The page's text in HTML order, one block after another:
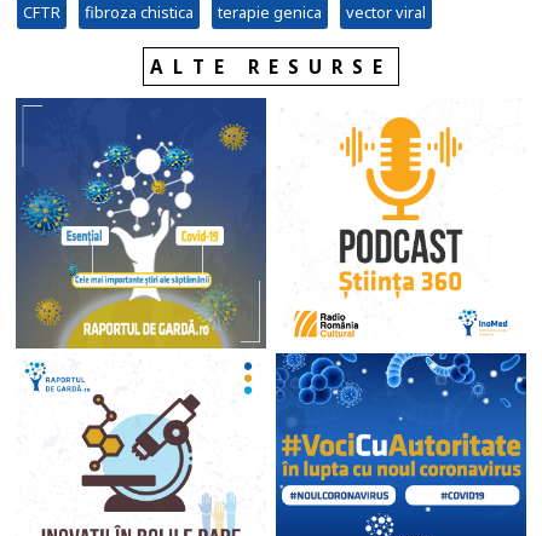
CFTR fibroza chistica terapie genica vector viral
ALTE RESURSE